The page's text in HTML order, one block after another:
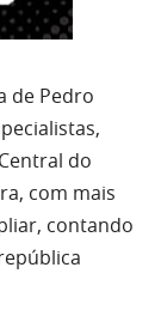
de Pedro
do
com mais
contando